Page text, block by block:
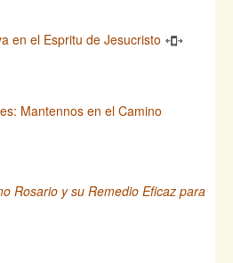
en el Espritu de Jesucristo
Mantennos en el Camino
Rosario y su Remedio Eficaz para